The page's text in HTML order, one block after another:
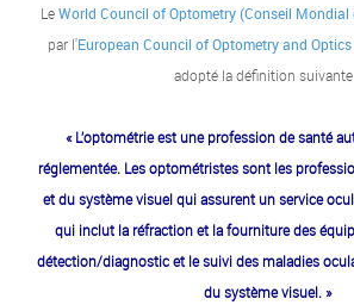
LeWorld Council of Optometry (Conseil Mondial
par l'European Council of Optometry and
adopté la définition suivante
« L’optométrie est une profession de santé
réglementée. Les optométristes sont les
et du système visuel qui assurent un service
qui inclut la réfraction et la fourniture des
détection/diagnostic et le suivi des maladies
du système visuel. »